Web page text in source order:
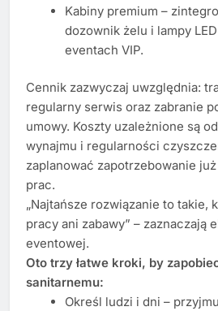
Kabiny premium –
dozownik żelu i lampy
eventach VIP.
Cennik zazwyczaj uwzględnia:
regularny serwis oraz zabranie
umowy. Koszty uzależnione są
wynajmu i regularności
zaplanować zapotrzebowanie
prac.
„Najtańsze rozwiązanie to takie,
pracy ani zabawy” – zaznaczają
eventowej.
Oto trzy łatwe kroki, by
sanitarnemu:
Określ ludzi i dni –